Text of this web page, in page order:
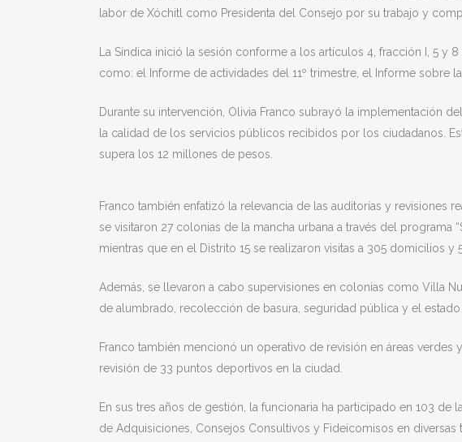
labor de Xóchitl como Presidenta del Consejo por su trabajo y
La Síndica inició la sesión conforme a los artículos 4, fracción I, 5
como: el Informe de actividades del 11º trimestre, el Informe sobre
Durante su intervención, Olivia Franco subrayó la implementación
la calidad de los servicios públicos recibidos por los ciudadanos.
supera los 12 millones de pesos.
Franco también enfatizó la relevancia de las auditorías y revisiones
se visitaron 27 colonias de la mancha urbana a través del programa
mientras que en el Distrito 15 se realizaron visitas a 305 domicilios y
Además, se llevaron a cabo supervisiones en colonias como Villa
de alumbrado, recolección de basura, seguridad pública y el estado
Franco también mencionó un operativo de revisión en áreas
revisión de 33 puntos deportivos en la ciudad.
En sus tres años de gestión, la funcionaria ha participado en 103
de Adquisiciones, Consejos Consultivos y Fideicomisos en